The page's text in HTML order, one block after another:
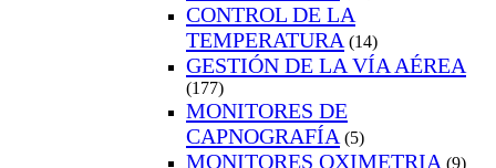
CONTROL DE LA
TEMPERATURA (14)
GESTIÓN DE LA VÍA AÉREA
(177)
MONITORES DE
CAPNOGRAFÍA (5)
MONITORES OXIMETRIA (9)